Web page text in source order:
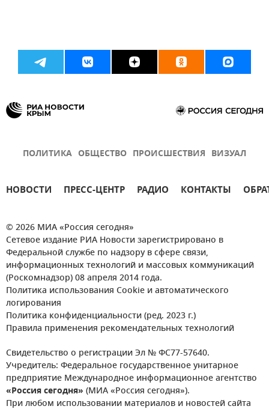
ПОЛИТИКА ОБЩЕСТВО ПРОИСШЕСТВИЯ ВИЗУАЛ
НОВОСТИ ПРЕСС-ЦЕНТР РАДИО КОНТАКТЫ
© 2026 МИА «Россия сегодня»
Сетевое издание РИА Новости зарегистрировано в
Федеральной службе по надзору в сфере связи,
информационных технологий и массовых коммуникаций
(Роскомнадзор) 08 апреля 2014 года.
Политика использования Cookie и автоматического
логирования
Политика конфиденциальности (ред. 2023 г.)
Правила применения рекомендательных технологий
Свидетельство о регистрации Эл № ФС77-57640.
Учредитель: Федеральное государственное унитарное
предприятие Международное информационное агентство
«Россия сегодня» (МИА «Россия сегодня»).
При любом использовании материалов и новостей сайта